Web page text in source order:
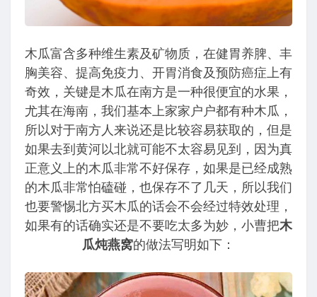
木瓜富含多种维生素及矿物质，在健胃养脾、丰
胸美容、提高免疫力、开胃消食及预防癌症上有
奇效，关键是木瓜在南方是一种很便宜的水果，
尤其在海南，我们基本上家家户户都有种木瓜，
所以对于南方人来说还是比较容易获取的，但是
如果去到黄河以北就可能不太容易见到，因为真
正意义上的木瓜非常不好保存，如果是已经成熟
的木瓜非常怕磕碰，也保存不了几天，所以我们
也要警惕北方买木瓜的话会不会经过特效处理，
如果有的话确实还是不要吃太多为妙，小曹把木
瓜炖燕窝的做法写明如下：